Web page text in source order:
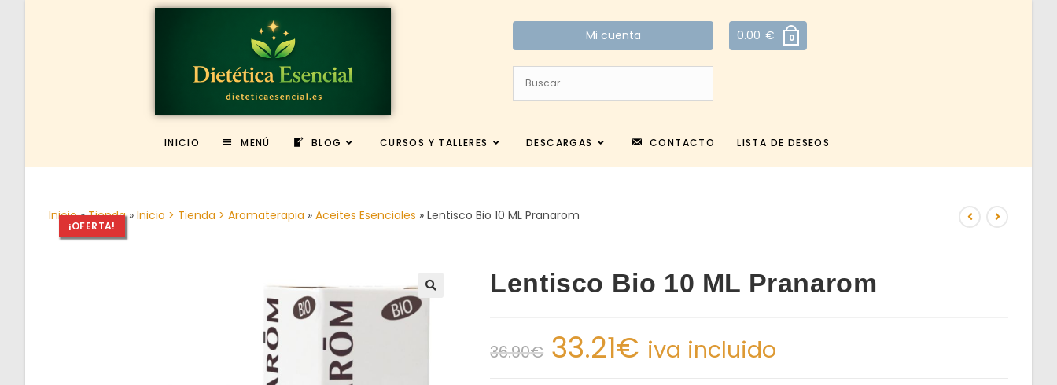
Mi cuenta 0.00 € 0
INICIO MENÚ BLOG CURSOS Y TALLERES DESCARGAS CONTACTO LISTA DE DESEOS
Inicio»Tienda» Inicio > Tienda > Aromaterapia » Aceites Esenciales » Lentisco Bio 10 ML Pranarom
¡OFERTA!
Lentisco Bio 10 ML Pranarom
36.90€ 33.21€ iva incluido